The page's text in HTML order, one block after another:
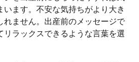
ます。不安な気持ちがより大き
れません。出産前のメッセージで
リラックスできるような言葉を選